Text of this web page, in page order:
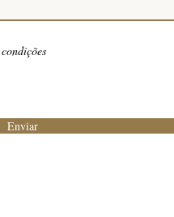
Enviar